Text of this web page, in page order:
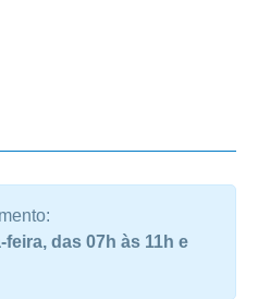
das 07h às 11h e